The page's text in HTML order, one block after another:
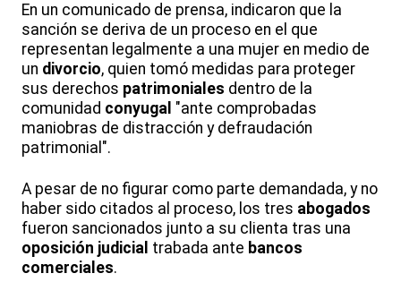
En un comunicado de prensa, indicaron que la
sanción se deriva de un proceso en el que
representan legalmente a una mujer en medio de
un divorcio, quien tomó medidas para proteger
sus derechos patrimoniales dentro de la
comunidad conyugal "ante comprobadas
maniobras de distracción y defraudación
patrimonial".
A pesar de no figurar como parte demandada, y no
haber sido citados al proceso, los tres abogados
fueron sancionados junto a su clienta tras una
oposición judicial trabada ante bancos
comerciales.